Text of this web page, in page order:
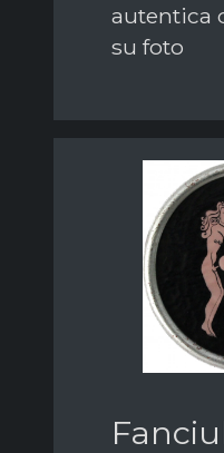
autentica
su foto